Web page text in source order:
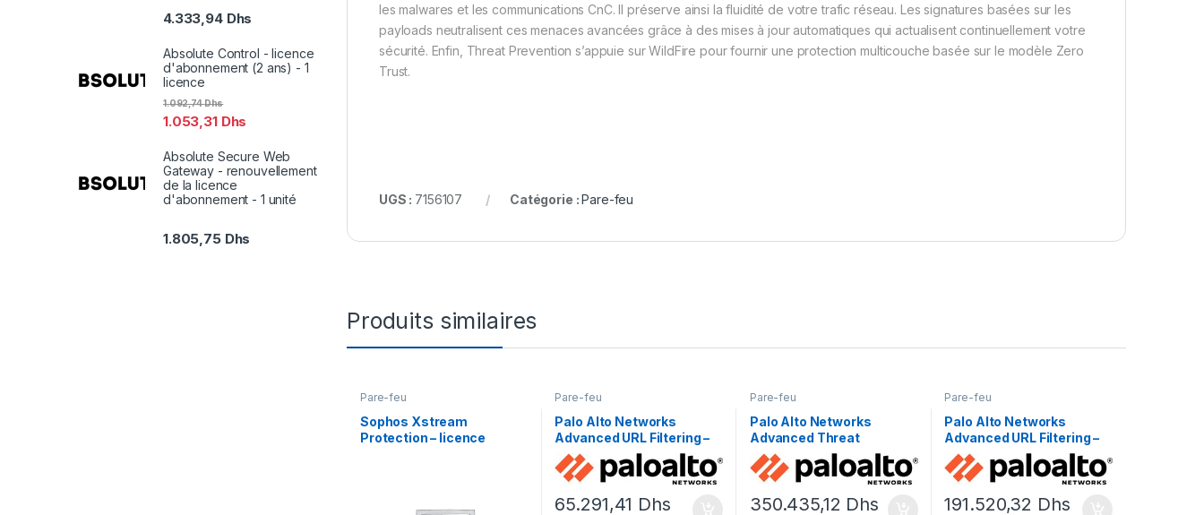
les malwares et les communications CnC. Il préserve ainsi la fluidité de votre trafic réseau. Les signatures basées sur les
payloads neutralisent ces menaces avancées grâce à des mises à jour automatiques qui actualisent continuellement votre
sécurité. Enfin, Threat Prevention s’appuie sur WildFire pour fournir une protection multicouche basée sur le modèle Zero
Trust.
UGS : 7156107 Catégorie :Pare-feu
Produits similaires
Pare-feu
Sophos Xstream
Protection – licence
Pare-feu
Palo Alto Networks
Advanced URL Filtering –
renouvellement de la
licence d’abonnement (3
ans) – 1 périphérique dans
la paire HA
65.291,41 Dhs
Pare-feu
Palo Alto Networks
Advanced Threat
Prevention –
renouvellement de la
licence d’abonnement (3
ans) – 1 périphérique dans
350.435,12 Dhs
Pare-feu
Palo Alto Networks
Advanced URL Filtering –
renouvellement de la
licence d’abonnement (1
an) – 1 périphérique
191.520,32 Dhs
4.333,94 Dhs
Absolute Control - licence
d'abonnement (2 ans) - 1
licence
1.053,31 Dhs
1.092,74Dhs
Absolute Secure Web
Gateway - renouvellement
de la licence
d'abonnement - 1 unité
1.805,75 Dhs